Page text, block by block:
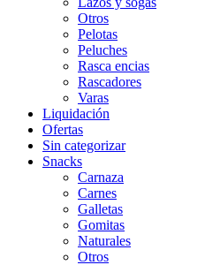
Otros
Pelotas
Peluches
Rasca encias
Rascadores
Varas
Liquidación
Ofertas
Sin categorizar
Snacks
Carnaza
Carnes
Galletas
Gomitas
Naturales
Otros